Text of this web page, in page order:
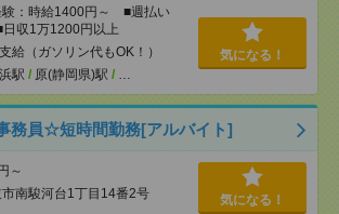
験：時給1400円～ ■週払い
収1万1200円以上
給（ガソリン代もOK！）
駅 / 原(静岡県)駅 / …
気になる！
務員☆短時間勤務[アルバイト]
～
南駿河台1丁目14番2号 気になる！